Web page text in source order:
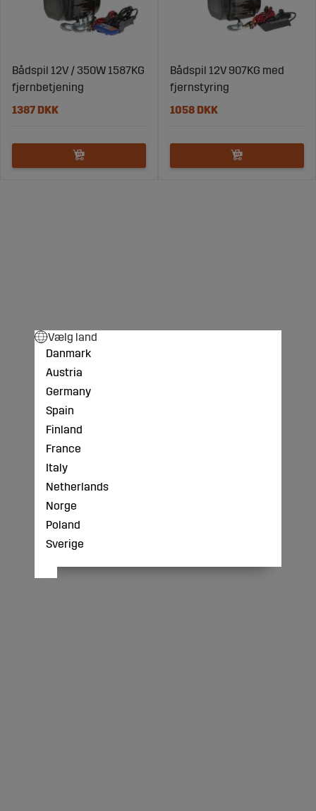
Bådspil 12V / 350W 1587KG
fjernbetjening
1387 DKK
Bådspil 12V 907KG med
fjernstyring
1058 DKK
Vælg land
Danmark
Austria
Germany
Spain
Finland
France
Italy
Netherlands
Norge
Poland
Sverige